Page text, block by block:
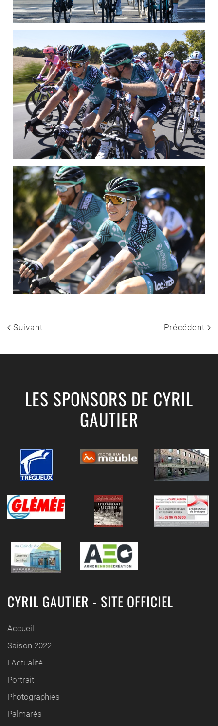
Suivant Précédent
LES SPONSORS DE CYRIL
GAUTIER
CYRIL GAUTIER - SITE OFFICIEL
Accueil
Saison 2022
L'Actualité
Portrait
Photographies
Palmarès